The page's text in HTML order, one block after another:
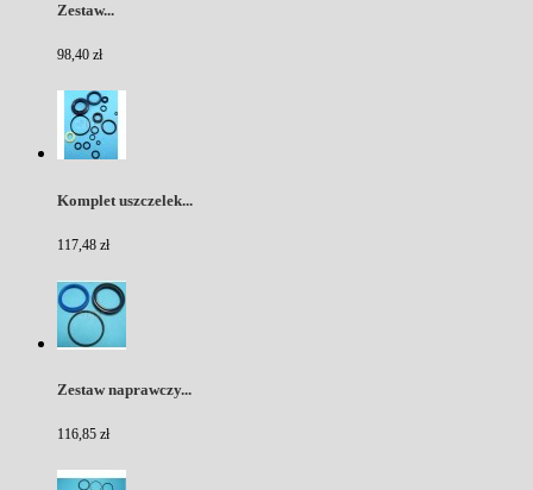
Zestaw...
98,40 zł
Komplet uszczelek...
117,48 zł
Zestaw naprawczy...
116,85 zł